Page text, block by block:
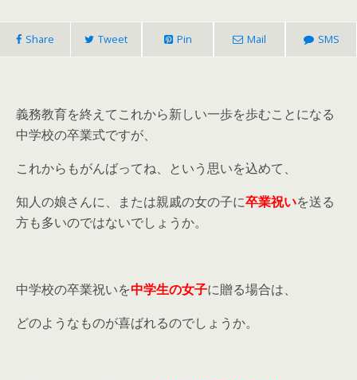
Share Tweet Pin Mail SMS
義務教育を終えてこれから新しい一歩を歩むことになる
中学校の卒業式ですが、
これからもがんばってね、という思いを込めて、
知人の娘さんに、または親戚の女の子に卒業祝いを送る
方も多いのではないでしょうか。
中学校の卒業祝いを中学生の女子に贈る場合は、
どのようなものが喜ばれるのでしょうか。